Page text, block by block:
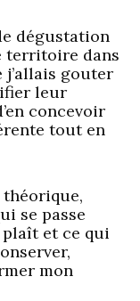
dégustation
territoire dans
j’allais gouter
leur
concevoir
tout en
théorique,
se passe
plaît et ce qui
mon